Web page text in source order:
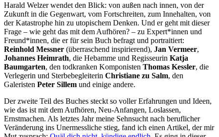
Harald Welzer wendet den Blick: von außen nach innen, von der
Zukunft in die Gegenwart, vom Fortschreiten, zum Innehalten, von
der Katastrophe hin zu utopischem Denken. Und er geht mit dieser
Frage – wie geht das mit dem Aufhören? – zu Expert*innen und
Freund*innen, die er für sein Buch befragt und portraitiert:
Reinhold Messner (überraschend inspirierend), Jan Vermeer,
Johannes Heimrath, die Hebamme und Regisseurin Katja
Baumgarten, den todkranken Komponisten Thomas Kessler, die
Verlegerin und Sterbebegleiterin Christiane zu Salm, den
Galeristen Peter Sillem und einige andere.
Der zweite Teil des Buches steckt so voller Erfahrungen und Ideen,
wie das ist mit dem Aufhören, Neu-Anfangen, Loslassen,
Ernstmachen. Als letztes Jahr meine Sehnsucht nach beruflicher
Veränderung ins Unermessliche stieg, fand ich einen Artikel, der mir